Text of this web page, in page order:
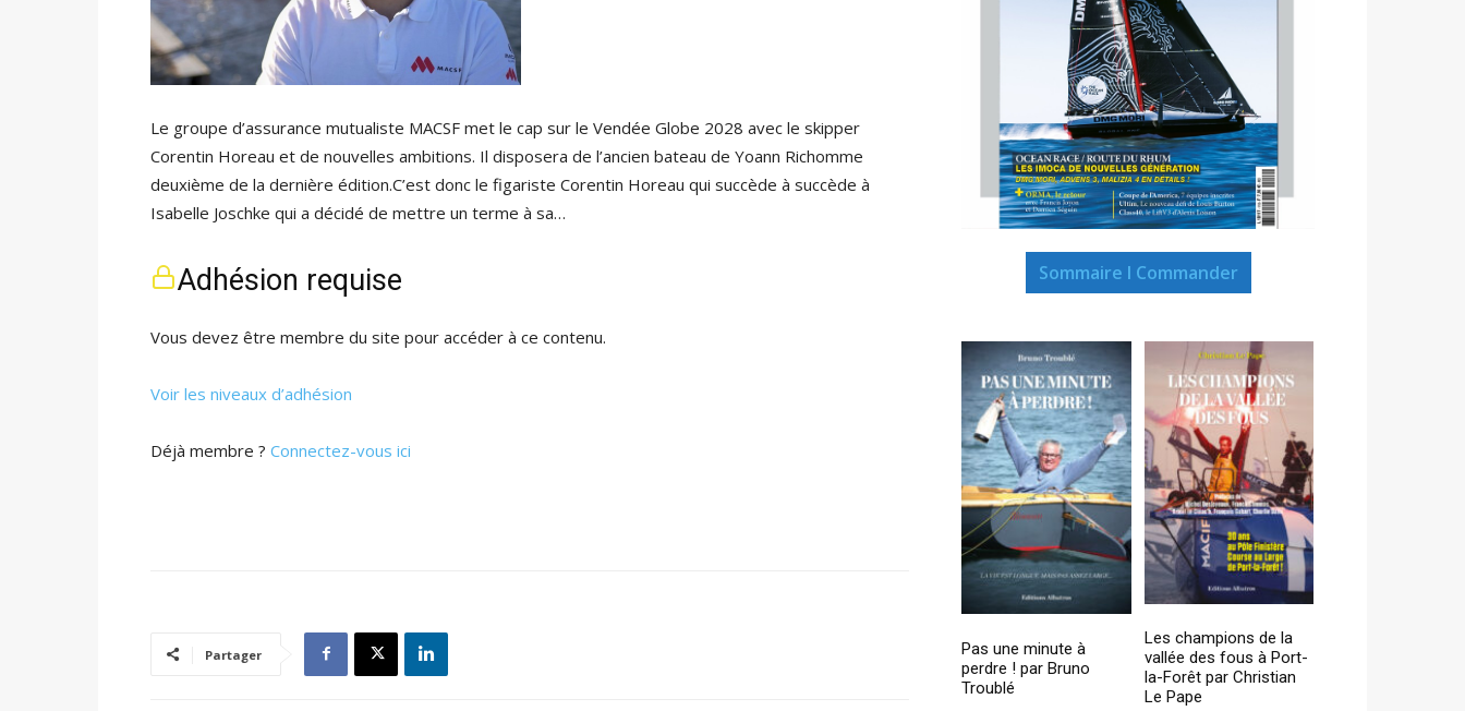
Le groupe d’assurance mutualiste MACSF met le cap sur le Vendée Globe 2028 avec le skipper
Corentin Horeau et de nouvelles ambitions. Il disposera de l’ancien bateau de Yoann Richomme
deuxième de la dernière édition.C’est donc le figariste Corentin Horeau qui succède à succède à
Isabelle Joschke qui a décidé de mettre un terme à sa…
Adhésion requise
Vous devez être membre du site pour accéder à ce contenu.
Voir les niveaux d’adhésion
Déjà membre ? Connectez-vous ici
Partager
Sommaire I Commander
Pas une minute à
perdre ! par Bruno
Troublé
Les champions de la
vallée des fous à Port-
la-Forêt par Christian
Le Pape